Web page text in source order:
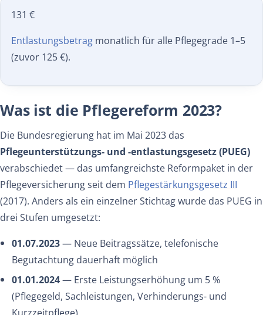
131 €
Entlastungsbetrag monatlich für alle Pflegegrade 1–5
(zuvor 125 €).
Was ist die Pflegereform 2023?
Die Bundesregierung hat im Mai 2023 das
Pflegeunterstützungs- und -entlastungsgesetz (PUEG)
verabschiedet — das umfangreichste Reformpaket in der
Pflegeversicherung seit dem Pflegestärkungsgesetz III
(2017). Anders als ein einzelner Stichtag wurde das PUEG in
drei Stufen umgesetzt:
01.07.2023— Neue Beitragssätze, telefonische
Begutachtung dauerhaft möglich
01.01.2024— Erste Leistungserhöhung um 5 %
(Pflegegeld, Sachleistungen, Verhinderungs- und